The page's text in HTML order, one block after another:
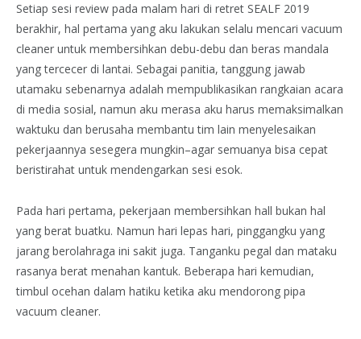
Setiap sesi review pada malam hari di retret SEALF 2019
berakhir, hal pertama yang aku lakukan selalu mencari vacuum
cleaner untuk membersihkan debu-debu dan beras mandala
yang tercecer di lantai. Sebagai panitia, tanggung jawab
utamaku sebenarnya adalah mempublikasikan rangkaian acara
di media sosial, namun aku merasa aku harus memaksimalkan
waktuku dan berusaha membantu tim lain menyelesaikan
pekerjaannya sesegera mungkin–agar semuanya bisa cepat
beristirahat untuk mendengarkan sesi esok.
Pada hari pertama, pekerjaan membersihkan hall bukan hal
yang berat buatku. Namun hari lepas hari, pinggangku yang
jarang berolahraga ini sakit juga. Tanganku pegal dan mataku
rasanya berat menahan kantuk. Beberapa hari kemudian,
timbul ocehan dalam hatiku ketika aku mendorong pipa
vacuum cleaner.